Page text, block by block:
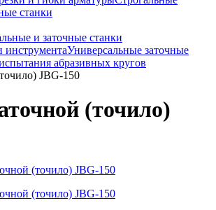
станки
и заточные станки
инструментаУниверсальные заточные
абразивных кругов
JBG-150
(точило)